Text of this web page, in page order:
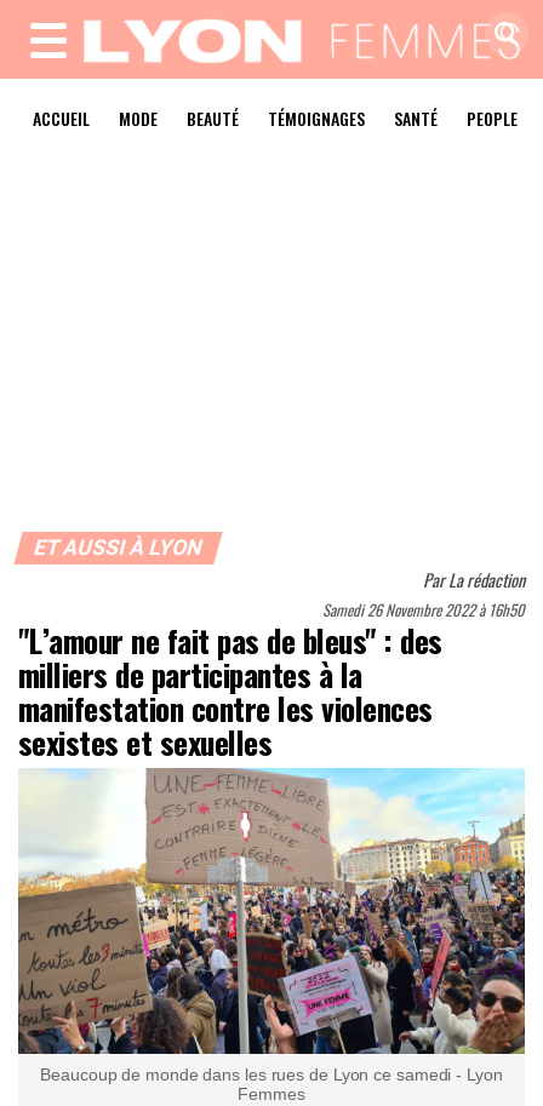
MENU
ACCUEIL MODE BEAUTÉ TÉMOIGNAGES SANTÉ PEOPLE
ET AUSSI À LYON
ParLa rédaction
Samedi 26 Novembre 2022 à 16h50
"L’amour ne fait pas de bleus" : des
milliers de participantes à la
manifestation contre les violences
sexistes et sexuelles
Beaucoup de monde dans les rues de Lyon ce samedi - Lyon
Femmes